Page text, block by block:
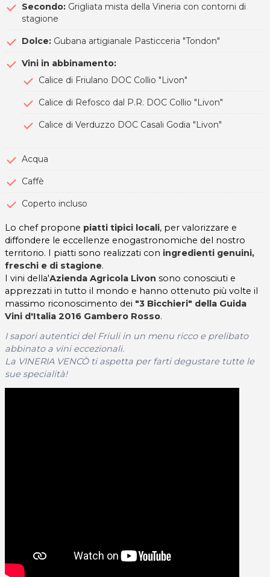
Secondo: Grigliata mista della Vineria con contorni di
stagione
Dolce: Gubana artigianale Pasticceria "Tondon"
Vini in abbinamento:
Calice di Friulano DOC Collio "Livon"
Calice di Refosco dal P.R. DOC Collio "Livon"
Calice di Verduzzo DOC Casali Godia "Livon"
Acqua
Caffè
Coperto incluso
Lo chef propone piatti tipici locali, per valorizzare e
diffondere le eccellenze enogastronomiche del nostro
territorio. I piatti sono realizzati con ingredienti genuini,
freschi e di stagione.
I vini della'Azienda Agricola Livon sono conosciuti e
apprezzati in tutto il mondo e hanno ottenuto più volte il
massimo riconoscimento dei "3 Bicchieri" della Guida
Vini d'Italia 2016 Gambero Rosso.
I sapori autentici del Friuli in un menu ricco e prelibato
abbinato a vini eccezionali.
La VINERIA VENCÒ ti aspetta per farti degustare tutte le
sue specialità!